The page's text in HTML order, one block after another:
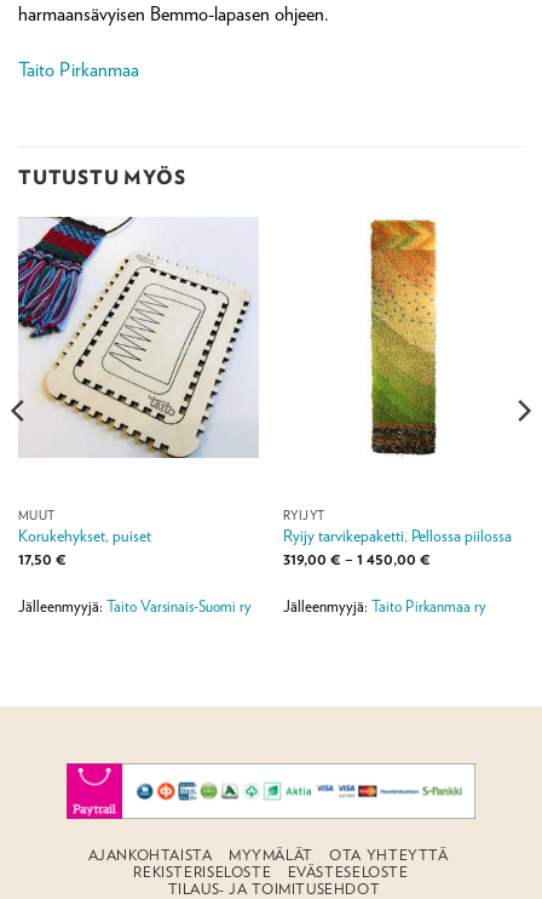
harmaansävyisen Bemmo-lapasen ohjeen.
Taito Pirkanmaa
TUTUSTU MYÖS
MUUT
Korukehykset, puiset
17,50 €
Jälleenmyyjä: Taito Varsinais-Suomi ry
RYIJYT
Ryijy tarvikepaketti, Pellossa piilossa
319,00 € – 1 450,00 €Hintaluokka:
1
450,00 €
Jälleenmyyjä: Taito Pirkanmaa ry
AJANKOHTAISTA MYYMÄLÄT
OTA YHTEYTTÄ
REKISTERISELOSTE
EVÄSTESELOSTE
TILAUS- JA TOIMITUSEHDOT